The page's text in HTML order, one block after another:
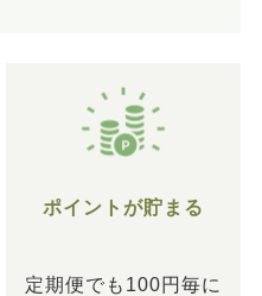
ポイントが貯まる
定期便でも100円毎に